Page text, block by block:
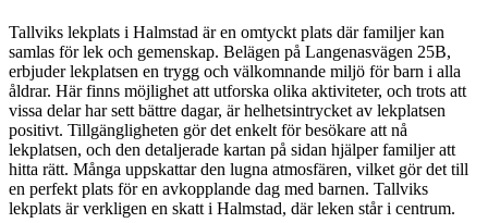
Tallviks lekplats i Halmstad är en omtyckt plats där familjer kan
samlas för lek och gemenskap. Belägen på Langenasvägen 25B,
erbjuder lekplatsen en trygg och välkomnande miljö för barn i alla
åldrar. Här finns möjlighet att utforska olika aktiviteter, och trots att
vissa delar har sett bättre dagar, är helhetsintrycket av lekplatsen
positivt. Tillgängligheten gör det enkelt för besökare att nå
lekplatsen, och den detaljerade kartan på sidan hjälper familjer att
hitta rätt. Många uppskattar den lugna atmosfären, vilket gör det till
en perfekt plats för en avkopplande dag med barnen. Tallviks
lekplats är verkligen en skatt i Halmstad, där leken står i centrum.